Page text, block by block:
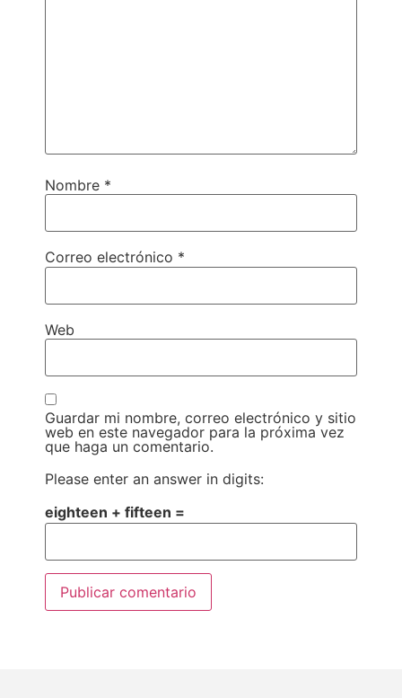
Nombre *
Correo electrónico *
Web
Guardar mi nombre, correo electrónico y sitio
web en este navegador para la próxima vez
que haga un comentario.
Please enter an answer in digits:
eighteen + fifteen =